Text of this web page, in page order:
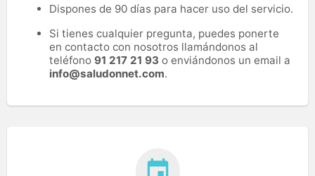
Dispones de 90 días para hacer uso del servicio.
Si tienes cualquier pregunta, puedes ponerte
en contacto con nosotros llamándonos al
teléfono 91 217 21 93 o enviándonos un email a
info@saludonnet.com.